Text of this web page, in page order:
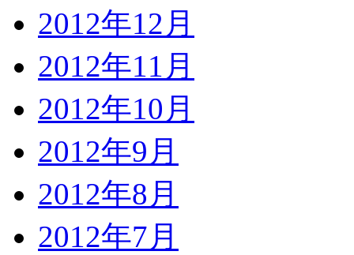
2012年12月
2012年11月
2012年10月
2012年9月
2012年8月
2012年7月